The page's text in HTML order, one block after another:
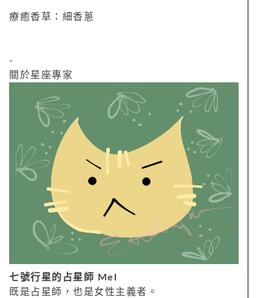
療癒香草：細香蔥
-
關於星座專家
七號行星的占星師 Mel
既是占星師，也是女性主義者。